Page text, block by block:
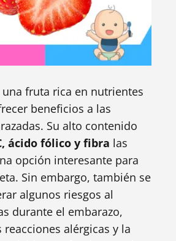
una fruta rica en nutrientes
beneficios a las
Su alto contenido
ácido fólico y fibra las
opción interesante para
Sin embargo, también se
algunos riesgos al
durante el embarazo,
alérgicas y la